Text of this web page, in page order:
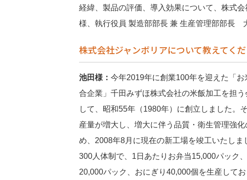
経緯、製品の評価、導入効果について、株式
様、執行役員 製造部部長 兼 生産管理部部長
株式会社ジャンボリアについて教えてくだ
池田様： 今年2019年に創業100年を迎えた「お
合企業」千田みずほ株式会社の米飯加工を担う
して、昭和55年（1980年）に創立しました。
産量が増大し、増大に伴う品質・衛生管理強化
め、2008年8月に現在の新工場を竣工いたしま
300人体制で、1日あたりお弁当15,000パック
20,000パック、おにぎり40,000個を生産して